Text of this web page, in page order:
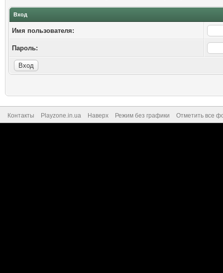
Вход
Имя пользователя:
Пароль:
Контакты Playzone.in.ua Наверх Режим без графики Отметить все